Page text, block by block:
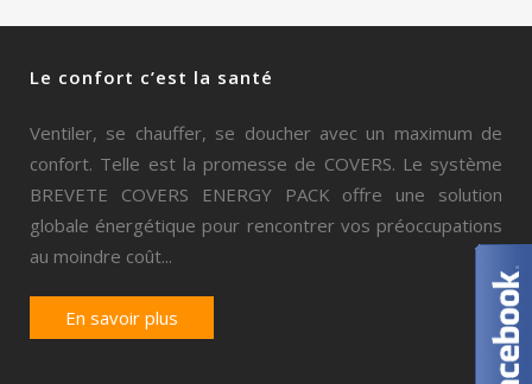
Le confort c’est la santé
Ventiler, se chauffer, se doucher avec un maximum de
confort. Telle est la promesse de COVERS. Le système
BREVETE COVERS ENERGY PACK offre une solution
globale énergétique pour rencontrer vos préoccupations
au moindre coût...
En savoir plus